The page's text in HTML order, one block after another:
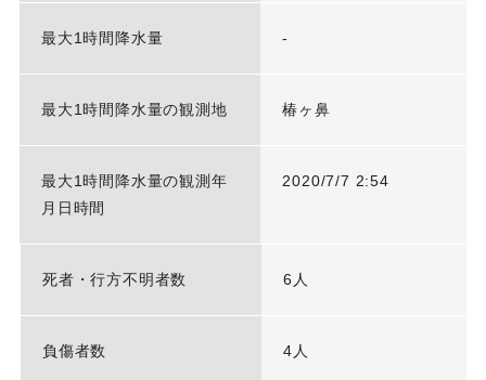
最大1時間降水量 -
最大1時間降水量の観測地 椿ヶ鼻
最大1時間降水量の観測年
月日時間
2020/7/7 2:54
死者・行方不明者数 6人
負傷者数 4人